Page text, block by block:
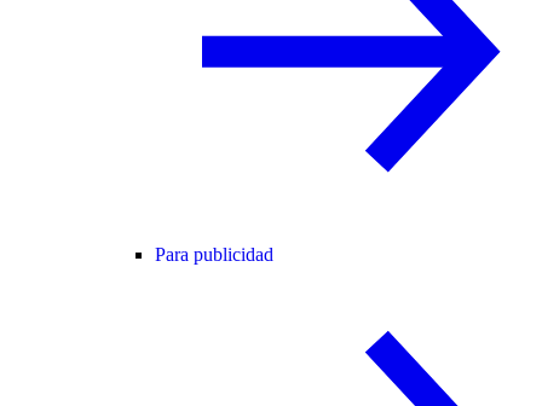
Para publicidad